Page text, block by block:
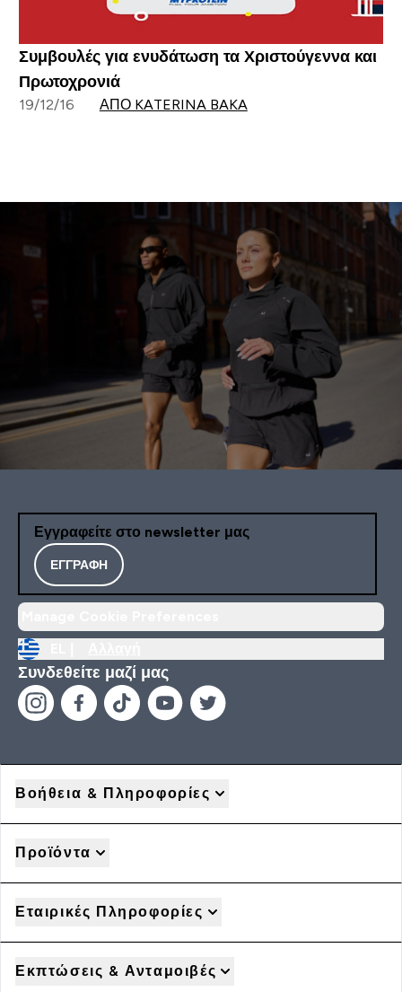
Συμβουλές για ενυδάτωση τα Χριστούγεννα και
Πρωτοχρονιά
19/12/16 ΑΠΌ KATERINA BAKA
Εγγραφείτε στο newsletter μας
ΕΓΓΡΑΦΉ
Συνδεθείτε μαζί μας
Βοήθεια & Πληροφορίες
Προϊόντα
Εταιρικές Πληροφορίες
Εκπτώσεις & Ανταμοιβές